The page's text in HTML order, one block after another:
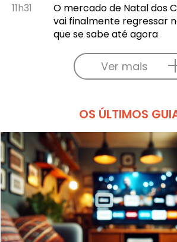
11h31
O mercado de Natal dos
vai finalmente regressar
que se sabe até agora
Ver mais
OS ÚLTIMOS